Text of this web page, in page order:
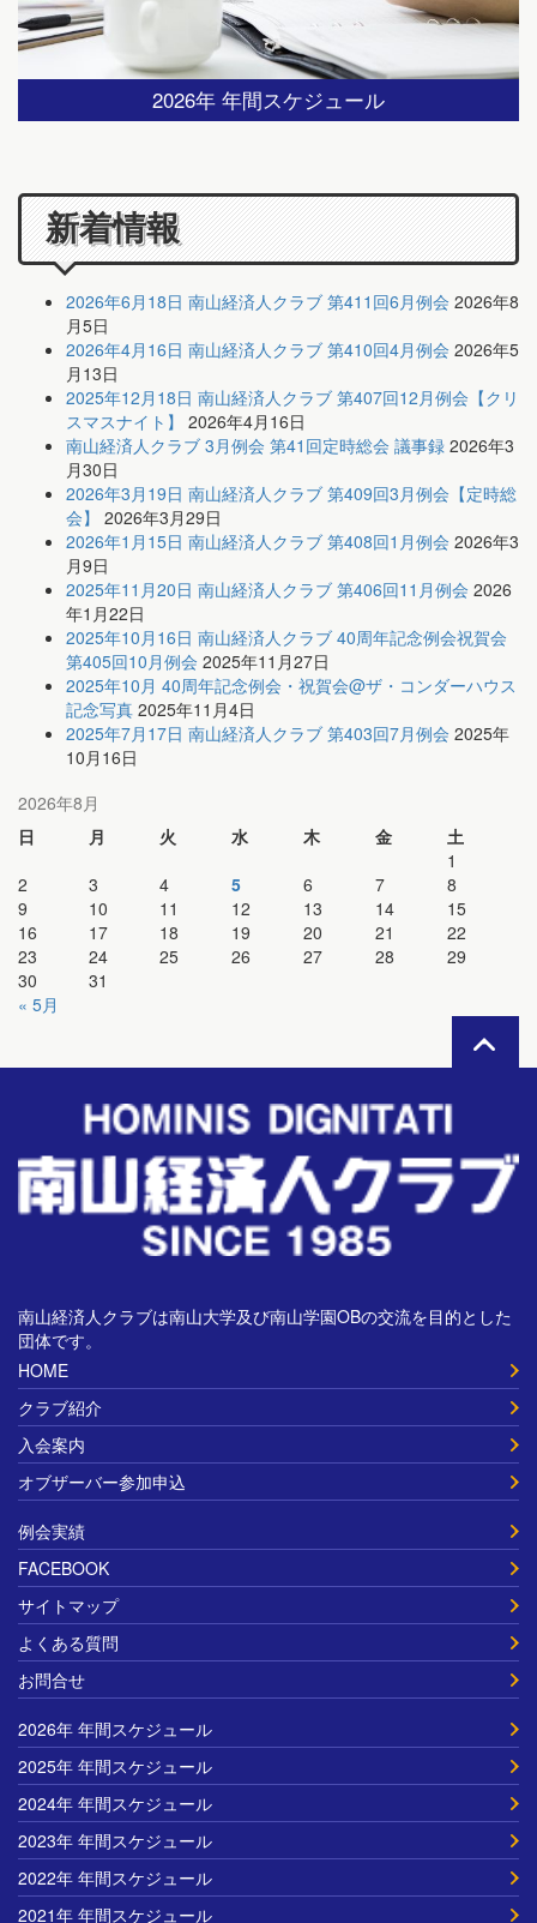
2026年 年間スケジュール
新着情報
2026年6月18日 南山経済人クラブ 第411回6月例会 2026年8
月5日
2026年4月16日 南山経済人クラブ 第410回4月例会 2026年5
月13日
2025年12月18日 南山経済人クラブ 第407回12月例会【クリ
スマスナイト】 2026年4月16日
南山経済人クラブ 3月例会 第41回定時総会 議事録 2026年3
月30日
2026年3月19日 南山経済人クラブ 第409回3月例会【定時総
会】 2026年3月29日
2026年1月15日 南山経済人クラブ 第408回1月例会 2026年3
月9日
2025年11月20日 南山経済人クラブ 第406回11月例会 2026
年1月22日
2025年10月16日 南山経済人クラブ 40周年記念例会祝賀会
第405回10月例会 2025年11月27日
2025年10月 40周年記念例会・祝賀会@ザ・コンダーハウス
記念写真 2025年11月4日
2025年7月17日 南山経済人クラブ 第403回7月例会 2025年
10月16日
2026年8月
日
月 火 水 木 金
土
1
2
3 4 5 6 7
8
9
10 11 12 13 14
15
16
17 18 19 20 21
22
23
24 25 26 27 28
29
30
31
« 5月
南山経済人クラブは南山大学及び南山学園OBの交流を目的とした
団体です。
HOME
クラブ紹介
入会案内
オブザーバー参加申込
例会実績
FACEBOOK
サイトマップ
よくある質問
お問合せ
2026年 年間スケジュール
2025年 年間スケジュール
2024年 年間スケジュール
2023年 年間スケジュール
2022年 年間スケジュール
2021年 年間スケジュール